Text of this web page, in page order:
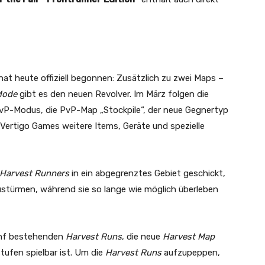
heute offiziell begonnen: Zusätzlich zu zwei Maps –
gibt es den neuen Revolver. Im März folgen die
Modus, die PvP-Map „Stockpile“, der neue Gegnertyp
Games weitere Items, Geräte und spezielle
Harvest Runnersin ein abgegrenztes Gebiet geschickt,
während sie so lange wie möglich überleben
bestehenden Harvest Runs, die neue Harvest Map
spielbar ist. Um die Harvest Runsaufzupeppen,